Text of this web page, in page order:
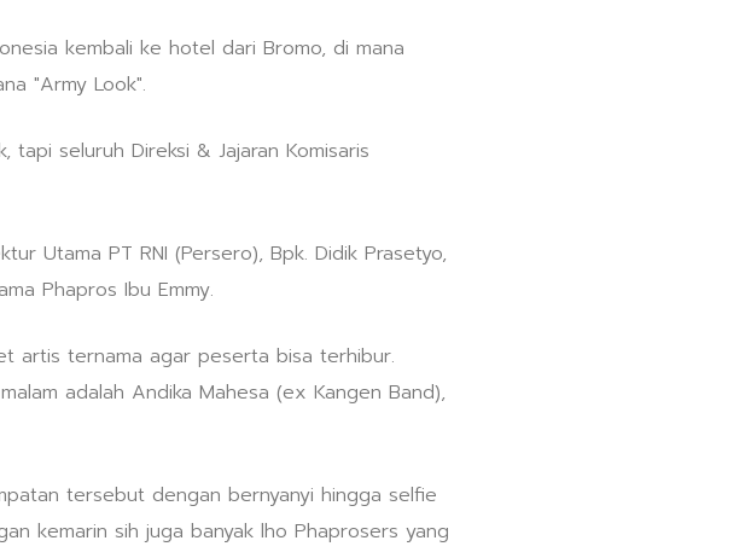
kembali ke hotel dari Bromo, di mana
"Army Look".
seluruh Direksi & Jajaran Komisaris
Utama PT RNI (Persero), Bpk. Didik Prasetyo,
Phapros Ibu Emmy.
artis ternama agar peserta bisa terhibur.
adalah Andika Mahesa (ex Kangen Band),
tersebut dengan bernyanyi hingga selfie
kemarin sih juga banyak lho Phaprosers yang